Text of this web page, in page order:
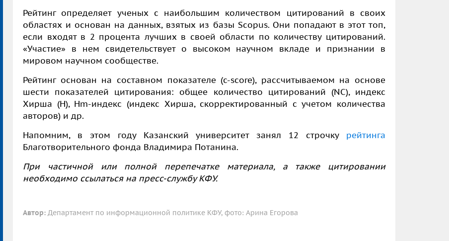
Рейтинг определяет ученых с наибольшим количеством цитирований в своих
областях и основан на данных, взятых из базы Scopus. Они попадают в этот топ,
если входят в 2 процента лучших в своей области по количеству цитирований.
«Участие» в нем свидетельствует о высоком научном вкладе и признании в
мировом научном сообществе.
Рейтинг основан на составном показателе (c-score), рассчитываемом на основе
шести показателей цитирования: общее количество цитирований (NC), индекс
Хирша (H), Hm-индекс (индекс Хирша, скорректированный с учетом количества
авторов) и др.
Напомним, в этом году Казанский университет занял 12 строчку рейтинга
Благотворительного фонда Владимира Потанина.
При частичной или полной перепечатке материала, а также цитировании
необходимо ссылаться на пресс-службу КФУ.
Автор: Департамент по информационной политике КФУ, фото: Арина Егорова